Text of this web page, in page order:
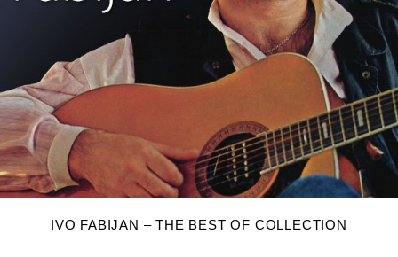
IVO FABIJAN – THE BEST OF COLLECTION